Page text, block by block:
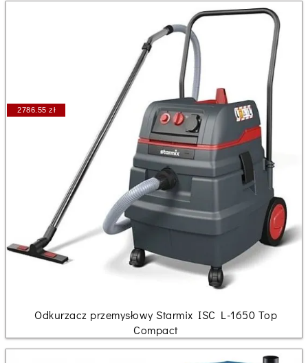
2786.55 zł
Odkurzacz przemysłowy Starmix ISC L-1650 Top
Compact